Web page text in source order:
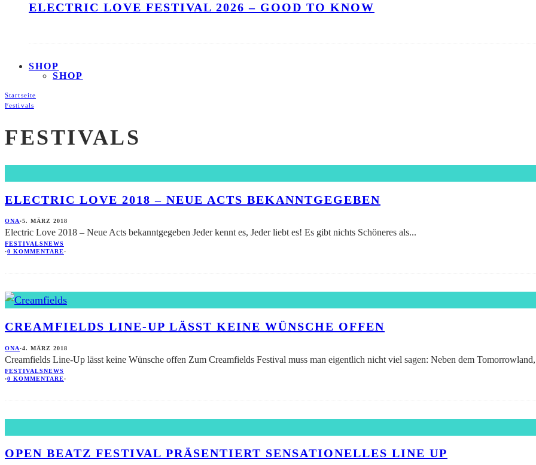
ELECTRIC LOVE FESTIVAL 2026 – GOOD TO KNOW
SHOP
SHOP
Startseite
Festivals
FESTIVALS
ELECTRIC LOVE 2018 – NEUE ACTS BEKANNTGEGEBEN
ONA·5. MÄRZ 2018
Electric Love 2018 – Neue Acts bekanntgegeben Jeder kennt es, Jeder liebt es! Es gibt nichts Schöneres als...
FESTIVALSNEWS
·0 KOMMENTARE·
CREAMFIELDS LINE-UP LÄSST KEINE WÜNSCHE OFFEN
ONA·4. MÄRZ 2018
Creamfields Line-Up lässt keine Wünsche offen Zum Creamfields Festival muss man eigentlich nicht viel sagen: Neben dem Tomorrowland,
FESTIVALSNEWS
·0 KOMMENTARE·
OPEN BEATZ FESTIVAL PRÄSENTIERT SENSATIONELLES LINE UP